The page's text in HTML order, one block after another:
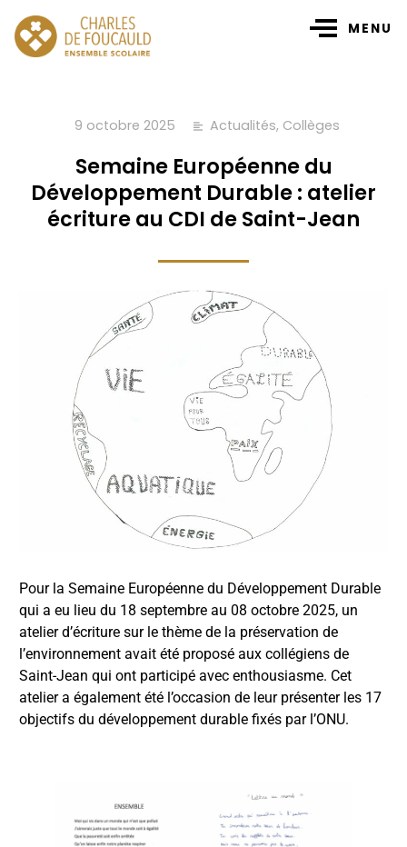
MENU
9 octobre 2025 Actualités, Collèges
Semaine Européenne du
Développement Durable : atelier
écriture au CDI de Saint-Jean
Pour la Semaine Européenne du Développement Durable
qui a eu lieu du 18 septembre au 08 octobre 2025, un
atelier d’écriture sur le thème de la préservation de
l’environnement avait été proposé aux collégiens de
Saint-Jean qui ont participé avec enthousiasme. Cet
atelier a également été l’occasion de leur présenter les 17
objectifs du développement durable fixés par l’ONU.